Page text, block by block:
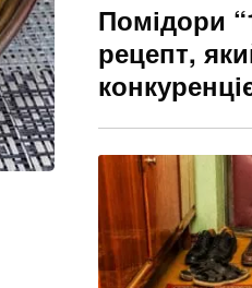
Помідори
рецепт,